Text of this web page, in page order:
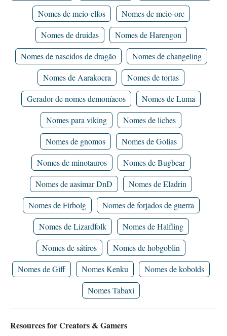
Nomes de meio-elfos
Nomes de meio-orc
Nomes de druidas
Nomes de Harengon
Nomes de nascidos de dragão
Nomes de changeling
Nomes de Aarakocra
Nomes de tortas
Gerador de nomes demoníacos
Nomes de Luma
Nomes para viking
Nomes de liches
Nomes de gnomos
Nomes de Golias
Nomes de minotauros
Nomes de Bugbear
Nomes de aasimar DnD
Nomes de Eladrin
Nomes de Firbolg
Nomes de forjados de guerra
Nomes de Lizardfolk
Nomes de Halfling
Nomes de sátiros
Nomes de hobgoblin
Nomes de Giff
Nomes Kenku
Nomes de kobolds
Nomes Tabaxi
Resources for Creators & Gamers